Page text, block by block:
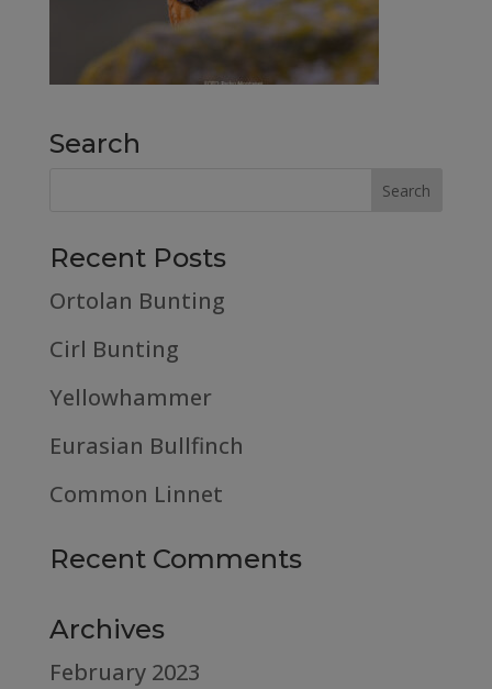
Search
Recent Posts
Ortolan Bunting
Cirl Bunting
Yellowhammer
Eurasian Bullfinch
Common Linnet
Recent Comments
Archives
February 2023